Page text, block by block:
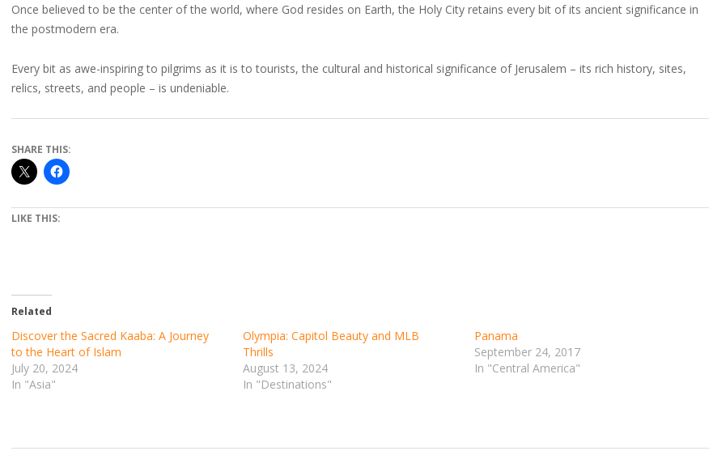
Once believed to be the center of the world, where God resides on Earth, the Holy City retains every bit of its ancient significance in
the postmodern era.
Every bit as awe-inspiring to pilgrims as it is to tourists, the cultural and historical significance of Jerusalem – its rich history, sites,
relics, streets, and people – is undeniable.
SHARE THIS:
LIKE THIS:
Related
Discover the Sacred Kaaba: A Journey
to the Heart of Islam
July 20, 2024
In "Asia"
Olympia: Capitol Beauty and MLB
Thrills
August 13, 2024
In "Destinations"
Panama
September 24, 2017
In "Central America"